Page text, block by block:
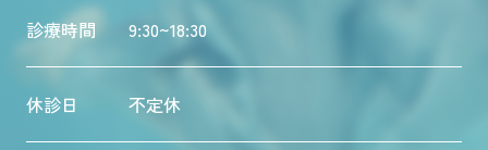
診療時間 9:30~18:30
休診日 不定休